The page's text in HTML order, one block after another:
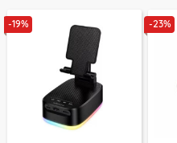
-19% -23%